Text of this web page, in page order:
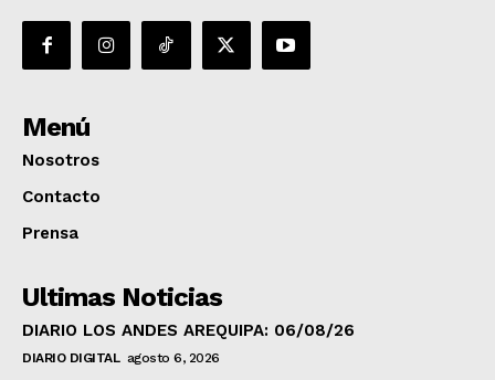
Menú
Nosotros
Contacto
Prensa
Ultimas Noticias
DIARIO LOS ANDES AREQUIPA: 06/08/26
DIARIO DIGITAL agosto 6, 2026